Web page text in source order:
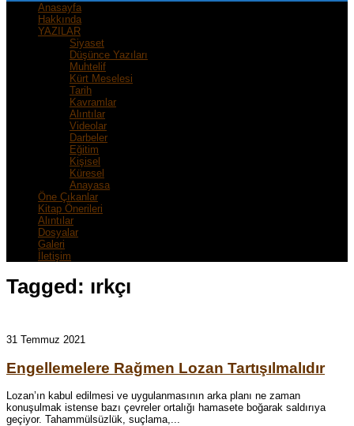
Anasayfa
Hakkında
YAZILAR
Siyaset
Düşünce Yazıları
Muhtelif
Kürt Meselesi
Tarih
Kavramlar
Alıntılar
Videolar
Darbeler
Eğitim
Kişisel
Küresel
Anayasa
Öne Çıkanlar
Kitap Önerileri
Alıntılar
Dosyalar
Galeri
İletişim
Tagged: ırkçı
31 Temmuz 2021
Engellemelere Rağmen Lozan Tartışılmalıdır
Lozan’ın kabul edilmesi ve uygulanmasının arka planı ne zaman
konuşulmak istense bazı çevreler ortalığı hamasete boğarak saldırıya
geçiyor. Tahammülsüzlük, suçlama,...